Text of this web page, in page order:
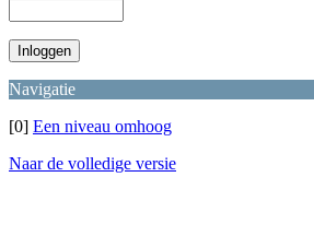
Navigatie
[0] Een niveau omhoog
Naar de volledige versie